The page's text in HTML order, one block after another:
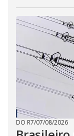
DO R7/07/08/2026